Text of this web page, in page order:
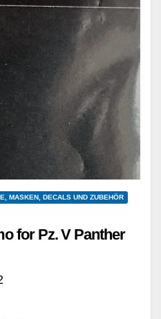
MASKEN, DECALS UND ZUBEHÖR
for Pz. V Panther